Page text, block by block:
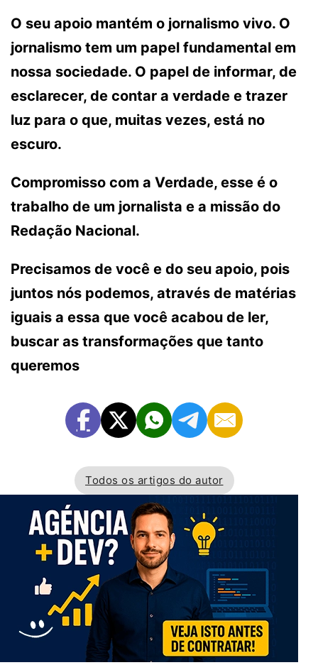
O seu apoio mantém o jornalismo vivo. O
jornalismo tem um papel fundamental em
nossa sociedade. O papel de informar, de
esclarecer, de contar a verdade e trazer
luz para o que, muitas vezes, está no
escuro.
Compromisso com a Verdade, esse é o
trabalho de um jornalista e a missão do
Redação Nacional.
Precisamos de você e do seu apoio, pois
juntos nós podemos, através de matérias
iguais a essa que você acabou de ler,
buscar as transformações que tanto
queremos
Todos os artigos do autor